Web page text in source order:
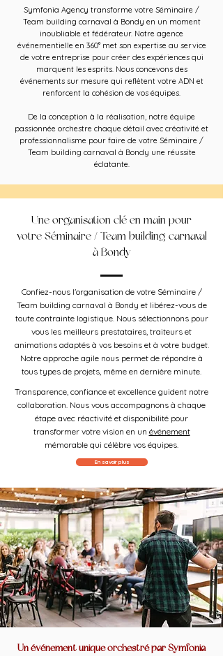
Symfonia Agency transforme votre Séminaire /
Team building carnaval à Bondy en un moment
inoubliable et fédérateur. Notre agence
événementielle en 360° met son expertise au service
de votre entreprise pour créer des expériences qui
marquent les esprits. Nous concevons des
événements sur mesure qui reflètent votre ADN et
renforcent la cohésion de vos équipes.
De la conception à la réalisation, notre équipe
passionnée orchestre chaque détail avec créativité et
professionnalisme pour faire de votre Séminaire /
Team building carnaval à Bondy une réussite
éclatante.
Une organisation clé en main pour
votre Séminaire / Team building carnaval
à Bondy
Confiez-nous l'organisation de votre Séminaire /
Team building carnaval à Bondy et libérez-vous de
toute contrainte logistique. Nous sélectionnons pour
vous les meilleurs prestataires, traiteurs et
animations adaptés à vos besoins et à votre budget.
Notre approche agile nous permet de répondre à
tous types de projets, même en dernière minute.
Transparence, confiance et excellence guident notre
collaboration. Nous vous accompagnons à chaque
étape avec réactivité et disponibilité pour
transformer votre vision en un événement
mémorable qui célèbre vos équipes.
En savoir plus
Un événement unique orchestré par Symfonia